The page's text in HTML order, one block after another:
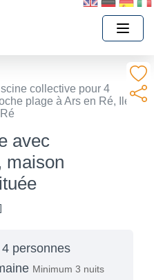
collective pour 4
plage à Ars en Ré, Ile
avec
maison
4 personnes
Minimum 3 nuits